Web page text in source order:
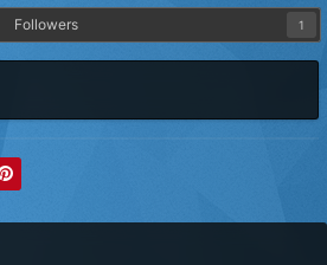
Followers 1